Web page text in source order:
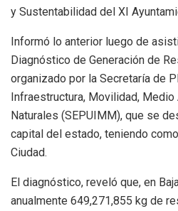
y Sustentabilidad del XI
Informó lo anterior luego de
Diagnóstico de Generación de
organizado por la Secretaría de
Infraestructura, Movilidad,
Naturales (SEPUIMM), que se
capital del estado, teniendo
Ciudad.
El diagnóstico, reveló que, en
anualmente 649,271,855 kg de